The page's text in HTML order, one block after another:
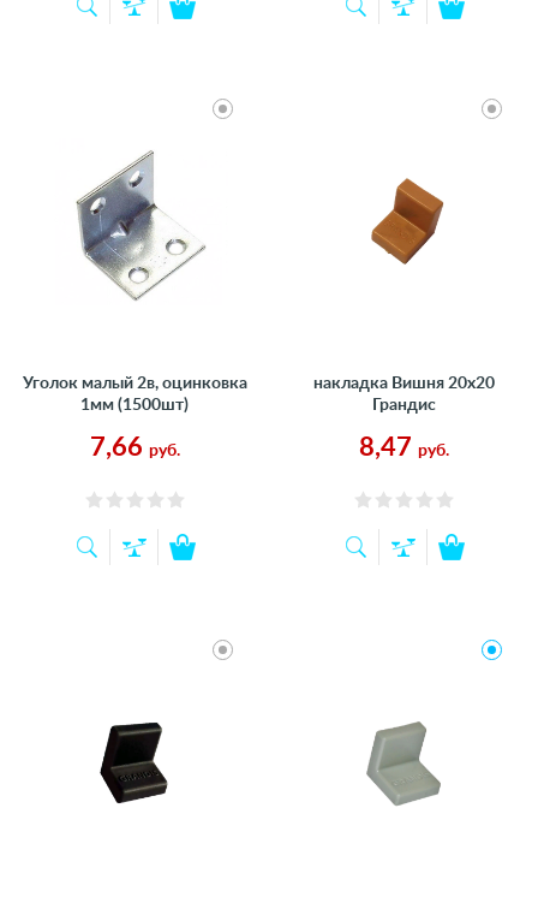
Уголок малый 2в, оцинковка
1мм (1500шт)
7,66 руб.
накладка Вишня 20х20
Грандис
8,47 руб.